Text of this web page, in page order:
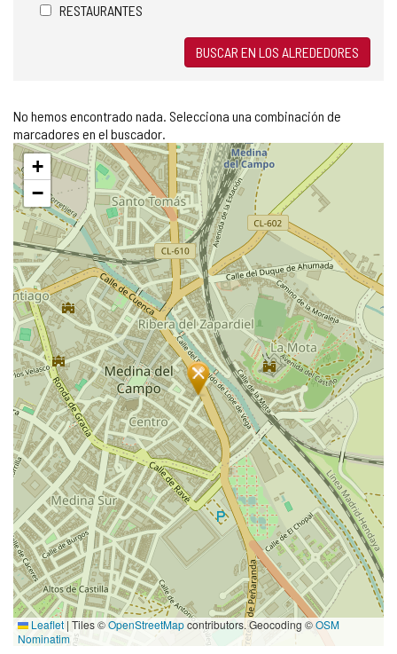
RESTAURANTES
BUSCAR EN LOS ALREDEDORES
No hemos encontrado nada. Selecciona una combinación de
marcadores en el buscador.
Saltar
mapa
+
−
Leaflet | Tiles ©OpenStreetMapcontributors. Geocoding ©OSM
Nominatim